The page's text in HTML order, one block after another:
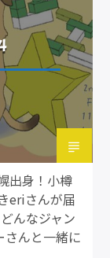
出身！小樽
eriさんが届
んなジャン
さんと一緒に